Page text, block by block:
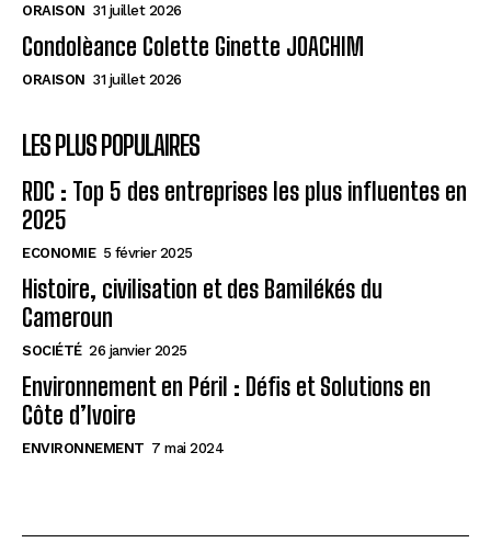
ORAISON 31 juillet 2026
Condolèance Colette Ginette JOACHIM
ORAISON 31 juillet 2026
LES PLUS POPULAIRES
RDC : Top 5 des entreprises les plus influentes en
2025
ECONOMIE 5 février 2025
Histoire, civilisation et des Bamilékés du
Cameroun
SOCIÉTÉ 26 janvier 2025
Environnement en Péril : Défis et Solutions en
Côte d’Ivoire
ENVIRONNEMENT 7 mai 2024